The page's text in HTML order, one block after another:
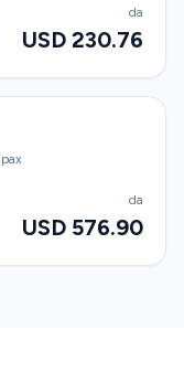
da
USD 230.76
da
USD 576.90